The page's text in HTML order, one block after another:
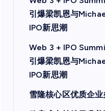
引爆梁凯恩与
IPO新思潮
Web 3 + IPO
引爆梁凯恩与
IPO新思潮
雪隆核心区优质企